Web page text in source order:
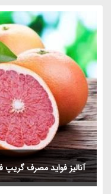
آنالیز فواید مصرف گریپ